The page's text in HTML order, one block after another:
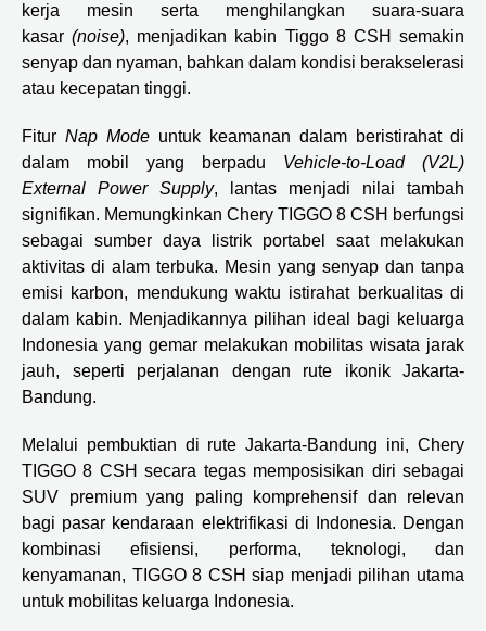
kerja mesin serta menghilangkan suara-suara
kasar(noise), menjadikan kabin Tiggo 8 CSH semakin
senyap dan nyaman, bahkan dalam kondisi berakselerasi
atau kecepatan tinggi.
Fitur Nap Mode untuk keamanan dalam beristirahat di
dalam mobil yang berpadu Vehicle-to-Load (V2L)
External Power Supply, lantas menjadi nilai tambah
signifikan. Memungkinkan Chery TIGGO 8 CSH berfungsi
sebagai sumber daya listrik portabel saat melakukan
aktivitas di alam terbuka. Mesin yang senyap dan tanpa
emisi karbon, mendukung waktu istirahat berkualitas di
dalam kabin. Menjadikannya pilihan ideal bagi keluarga
Indonesia yang gemar melakukan mobilitas wisata jarak
jauh, seperti perjalanan dengan rute ikonik Jakarta-
Bandung.
Melalui pembuktian di rute Jakarta-Bandung ini, Chery
TIGGO 8 CSH secara tegas memposisikan diri sebagai
SUV premium yang paling komprehensif dan relevan
bagi pasar kendaraan elektrifikasi di Indonesia. Dengan
kombinasi efisiensi, performa, teknologi, dan
kenyamanan, TIGGO 8 CSH siap menjadi pilihan utama
untuk mobilitas keluarga Indonesia.